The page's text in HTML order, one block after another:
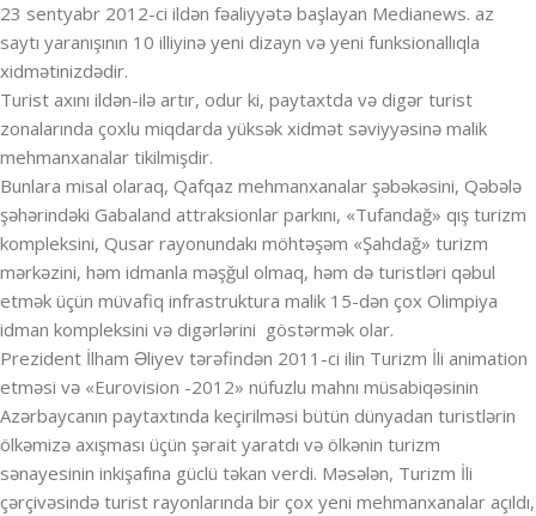
23 sentyabr 2012-ci ildən fəaliyyətə başlayan Medianews. az
saytı yaranışının 10 illiyinə yeni dizayn və yeni funksionallıqla
xidmətinizdədir.
Turist axını ildən-ilə artır, odur ki, paytaxtda və digər turist
zonalarında çoxlu miqdarda yüksək xidmət səviyyəsinə malik
mehmanxanalar tikilmişdir.
Bunlara misal olaraq, Qafqaz mehmanxanalar şəbəkəsini, Qəbələ
şəhərindəki Gabaland attraksionlar parkını, «Tufandağ» qış turizm
kompleksini, Qusar rayonundakı möhtəşəm «Şahdağ» turizm
mərkəzini, həm idmanla məşğul olmaq, həm də turistləri qəbul
etmək üçün müvafiq infrastruktura malik 15-dən çox Olimpiya
idman kompleksini və digərlərini göstərmək olar.
Prezident İlham Əliyev tərəfindən 2011-ci ilin Turizm İli animation
etməsi və «Eurovision -2012» nüfuzlu mahnı müsabiqəsinin
Azərbaycanın paytaxtında keçirilməsi bütün dünyadan turistlərin
ölkəmizə axışması üçün şərait yaratdı və ölkənin turizm
sənayesinin inkişafına güclü təkan verdi. Məsələn, Turizm İli
çərçivəsində turist rayonlarında bir çox yeni mehmanxanalar açıldı,